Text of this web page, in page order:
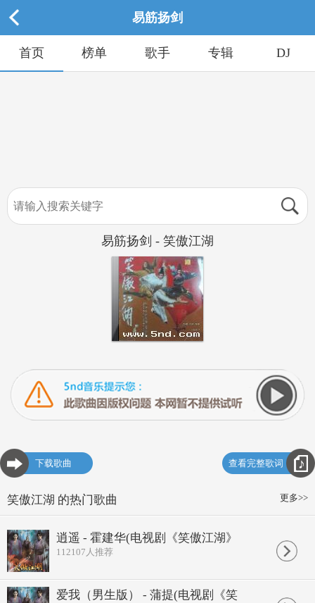
易筋扬剑
首页 榜单 歌手 专辑 DJ
易筋扬剑 - 笑傲江湖
下载歌曲 查看完整歌词
更多>>
笑傲江湖 的热门歌曲
逍遥 - 霍建华(电视剧《笑傲江湖》
112107 人推荐
爱我（男生版） - 蒲提(电视剧《笑